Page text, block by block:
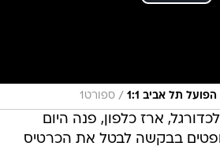
תל אביב 1:1 / ספורט1
ארז כלפון, פנה היום
בבקשה לבטל את הכרטיס